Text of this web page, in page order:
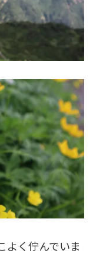
よく佇んでいま